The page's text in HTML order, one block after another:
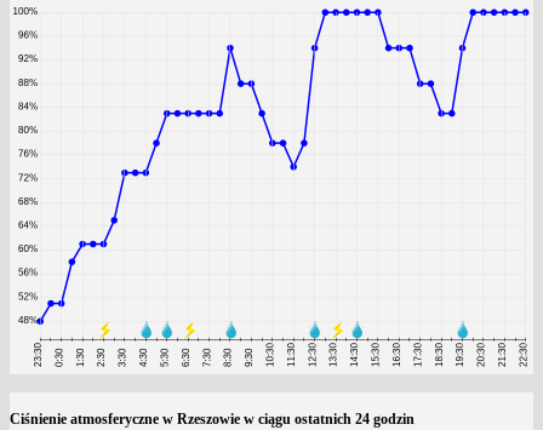
Ciśnienie atmosferyczne w Rzeszowie w ciągu ostatnich 24 godzin